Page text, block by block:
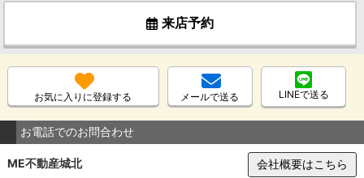
来店予約
お気に入りに登録する メールで送る LINEで送る
お電話でのお問合わせ
ME不動産城北 会社概要はこちら